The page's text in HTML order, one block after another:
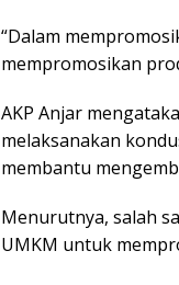
“Dalam
mempromosikan
AKP Anjar
melaksanakan
membantu
Menurutnya, salah
UMKM untuk